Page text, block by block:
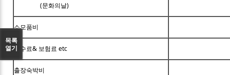
(문화의날)
소모품비
수수료& 보험료 etc
출장숙박비
목록
열기